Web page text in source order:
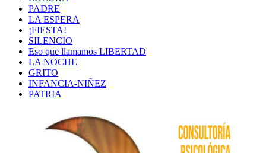
PADRE
LA ESPERA
¡FIESTA!
SILENCIO
Eso que llamamos LIBERTAD
LA NOCHE
GRITO
INFANCIA-NIÑEZ
PATRIA